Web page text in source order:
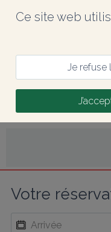
Ce site web
Je refuse
Votre